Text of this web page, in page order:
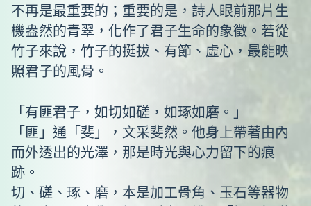
不再是最重要的；重要的是，詩人眼前那片生
機盎然的青翠，化作了君子生命的象徵。若從
竹子來說，竹子的挺拔、有節、虛心，最能映
照君子的風骨。
「有匪君子，如切如磋，如琢如磨。」
「匪」通「斐」，文采斐然。他身上帶著由內
而外透出的光澤，那是時光與心力留下的痕
跡。
切、磋、琢、磨，本是加工骨角、玉石等器物